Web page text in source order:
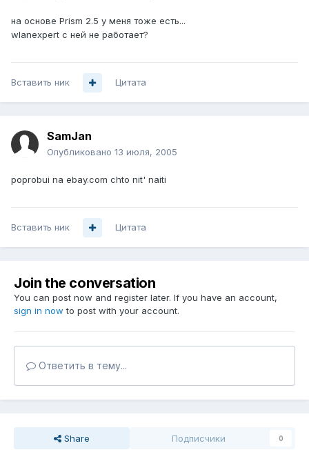
на основе Prism 2.5 у меня тоже есть...
wlanexpert с ней не работает?
Вставить ник Цитата
SamJan
Опубликовано 13 июля, 2005
poprobui na ebay.com chto nit' naiti
Вставить ник Цитата
Join the conversation
You can post now and register later. If you have an account,
sign in now to post with your account.
Ответить в тему...
Share Подписчики 0